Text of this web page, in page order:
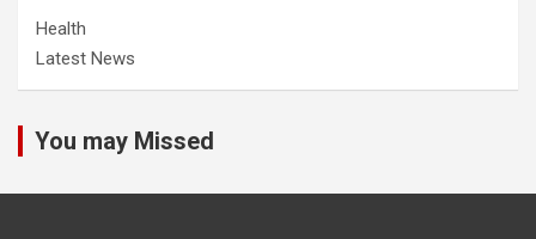
Health
Latest News
You may Missed